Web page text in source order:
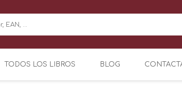
TODOS LOS LIBROS BLOG